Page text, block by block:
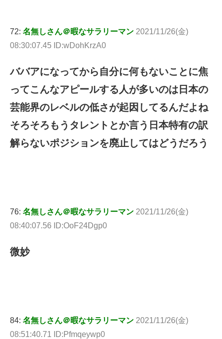
72: 名無しさん＠暇なサラリーマン 2021/11/26(金)
08:30:07.45 ID:wDohKrzA0
ババアになってから自分に何もないことに焦
ってこんなアピールする人が多いのは日本の
芸能界のレベルの低さが起因してるんだよね
そろそろもうタレントとか言う日本特有の訳
解らないポジションを廃止してはどうだろう
76: 名無しさん＠暇なサラリーマン 2021/11/26(金)
08:40:07.56 ID:OoF24Dgp0
微妙
84: 名無しさん＠暇なサラリーマン 2021/11/26(金)
08:51:40.71 ID:Pfmqeywp0